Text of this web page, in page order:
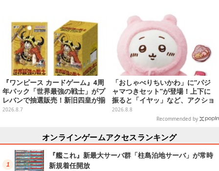
『ワンピース カードゲーム』4周
年パック「世界最強の戦士」がプ
レバンで抽選販売！新旧四皇が揃
い踏み、刃牙作者が描く「カイド
2026.8.7
「おしゃべりちいかわ」に“パジ
ャマつきセット”が登場！上下に
振ると「イヤッ」など、アクショ
ンに応じて喋ってくれる
2026.8.8
Recommended by
オンラインゲームアクセスランキング
『艦これ』新最大サーバ群「柱島泊地サーバ」が常時
新規着任開放